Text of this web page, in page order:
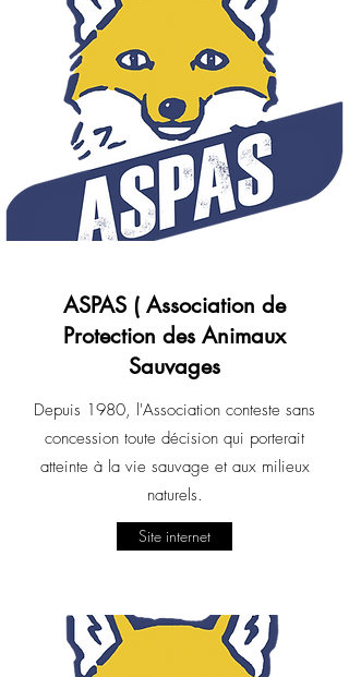
ASPAS ( Association de
Protection des Animaux
Sauvages
Depuis 1980, l'Association conteste sans
concession toute décision qui porterait
atteinte à la vie sauvage et aux milieux
naturels.
Site internet